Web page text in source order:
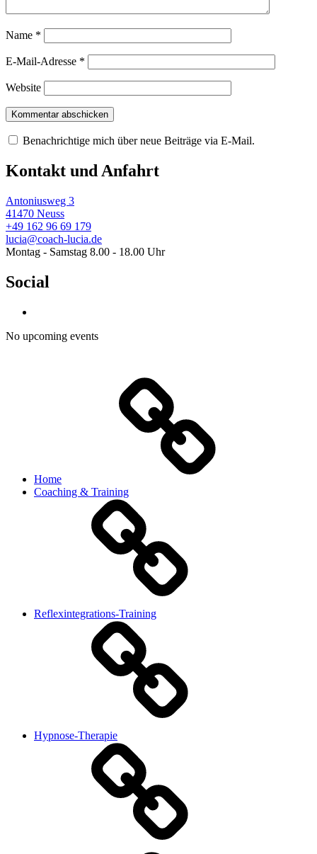
Name *
E-Mail-Adresse *
Website
Benachrichtige mich über neue Beiträge via E-Mail.
Kontakt und Anfahrt
Antoniusweg 3
41470 Neuss
+49 162 96 69 179
lucia@coach-lucia.de
Montag - Samstag 8.00 - 18.00 Uhr
Social
No upcoming events
Home
Coaching & Training
Reflexintegrations-Training
Hypnose-Therapie